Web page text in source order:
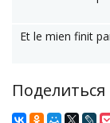
Et le mien finit